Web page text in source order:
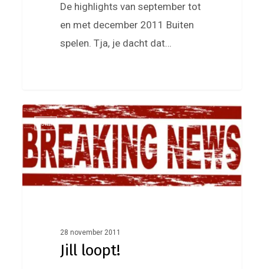
De highlights van september tot
en met december 2011 Buiten
spelen. Tja, je dacht dat…
Jill
loopt!
Jill
28 november 2011
Jill loopt!
0